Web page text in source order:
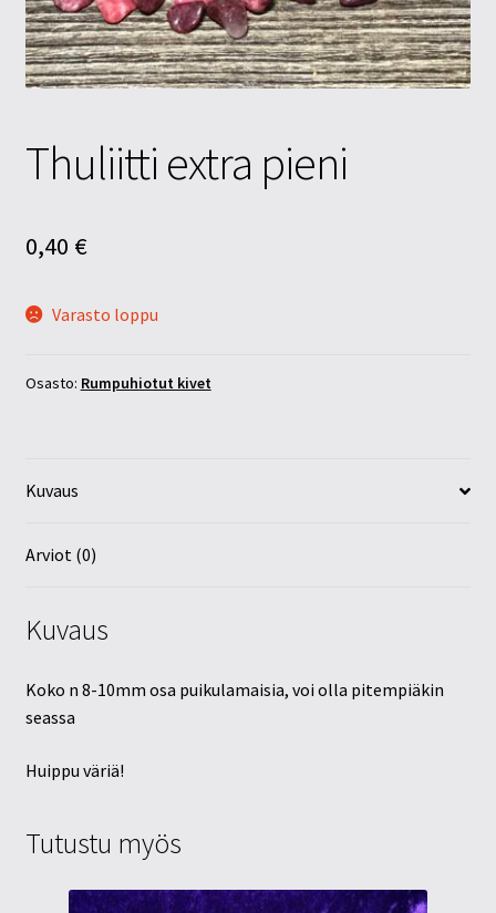
Tietosuojaseloste
Tuotteet
Thuliitti extra pieni
0,40 €
Varasto loppu
Osasto: Rumpuhiotut kivet
Kuvaus
Arviot (0)
Kuvaus
Koko n 8-10mm osa puikulamaisia, voi olla pitempiäkin
seassa
Huippu väriä!
Tutustu myös